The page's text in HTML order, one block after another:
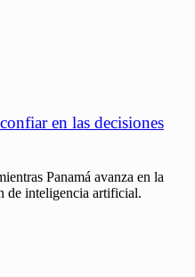
en las decisiones
Panamá avanza en la
de inteligencia artificial.